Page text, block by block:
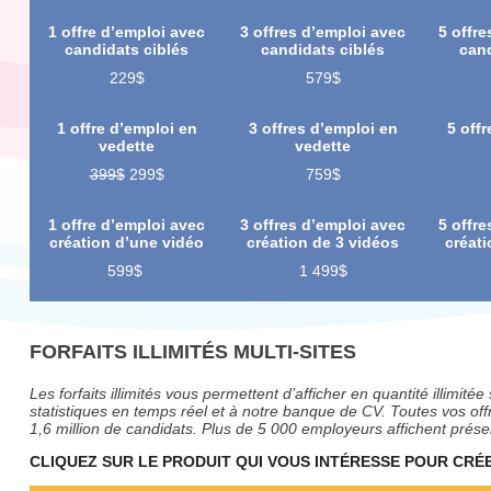
1 offre d’emploi avec
candidats ciblés
229$
3 offres d’emploi avec
candidats ciblés
579$
5
1 offre d’emploi en
vedette
399$299$
3 offres d’emploi en
vedette
759$
5
1 offre d’emploi avec
création d’une vidéo
599$
3 offres d’emploi avec
création de 3 vidéos
1 499$
5
FORFAITS ILLIMITÉS MULTI-SITES
Les forfaits illimités vous permettent d’afficher en quantité
statistiques en temps réel et à notre banque de CV. Toutes vos
1,6 million de candidats. Plus de 5 000 employeurs affichent
CLIQUEZ SUR LE PRODUIT QUI VOUS INTÉRESSE POUR